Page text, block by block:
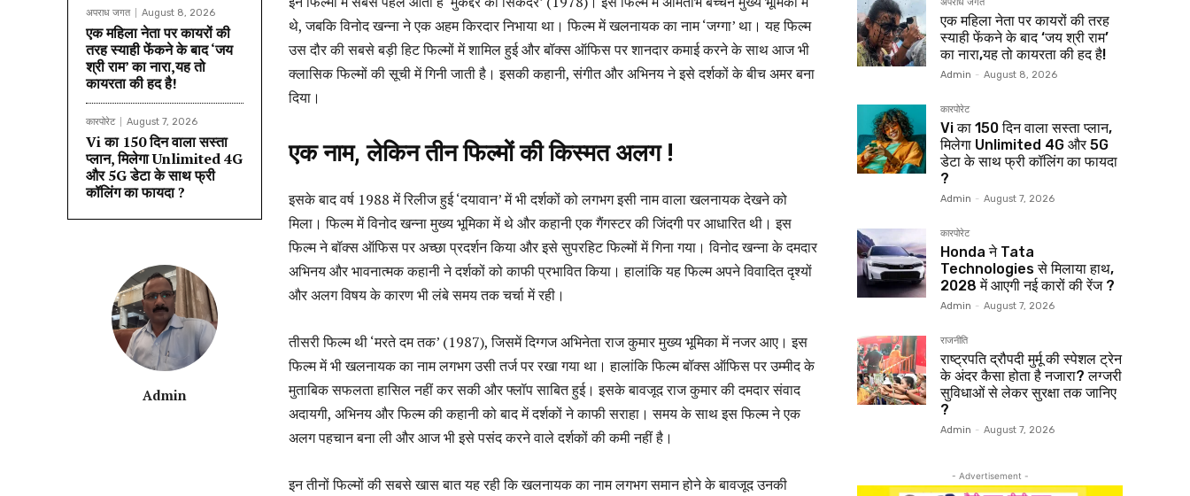
अपराध जगत August 8, 2026
एक महिला नेता पर कायरों की
तरह स्याही फेंकने के बाद ‘जय
श्री राम’ का नारा,यह तो
कायरता की हद है!
कारपोरेट August 7, 2026
Vi का 150 दिन वाला सस्ता
प्लान, मिलेगा Unlimited 4G
और 5G डेटा के साथ फ्री
कॉलिंग का फायदा ?
Admin
थे, जबकि विनोद खन्ना ने एक अहम किरदार निभाया था। फिल्म में खलनायक का नाम ‘जग्गा’ था। यह फिल्म
उस दौर की सबसे बड़ी हिट फिल्मों में शामिल हुई और बॉक्स ऑफिस पर शानदार कमाई करने के साथ आज भी
क्लासिक फिल्मों की सूची में गिनी जाती है। इसकी कहानी, संगीत और अभिनय ने इसे दर्शकों के बीच अमर बना
दिया।
एक नाम, लेकिन तीन फिल्मों की किस्मत अलग !
इसके बाद वर्ष 1988 में रिलीज हुई ‘दयावान’ में भी दर्शकों को लगभग इसी नाम वाला खलनायक देखने को
मिला। फिल्म में विनोद खन्ना मुख्य भूमिका में थे और कहानी एक गैंगस्टर की जिंदगी पर आधारित थी। इस
फिल्म ने बॉक्स ऑफिस पर अच्छा प्रदर्शन किया और इसे सुपरहिट फिल्मों में गिना गया। विनोद खन्ना के दमदार
अभिनय और भावनात्मक कहानी ने दर्शकों को काफी प्रभावित किया। हालांकि यह फिल्म अपने विवादित दृश्यों
और अलग विषय के कारण भी लंबे समय तक चर्चा में रही।
तीसरी फिल्म थी ‘मरते दम तक’ (1987), जिसमें दिग्गज अभिनेता राज कुमार मुख्य भूमिका में नजर आए। इस
फिल्म में भी खलनायक का नाम लगभग उसी तर्ज पर रखा गया था। हालांकि फिल्म बॉक्स ऑफिस पर उम्मीद के
मुताबिक सफलता हासिल नहीं कर सकी और फ्लॉप साबित हुई। इसके बावजूद राज कुमार की दमदार संवाद
अदायगी, अभिनय और फिल्म की कहानी को बाद में दर्शकों ने काफी सराहा। समय के साथ इस फिल्म ने एक
अलग पहचान बना ली और आज भी इसे पसंद करने वाले दर्शकों की कमी नहीं है।
इन तीनों फिल्मों की सबसे खास बात यह रही कि खलनायक का नाम लगभग समान होने के बावजूद उनकी
एक महिला नेता पर कायरों की तरह
स्याही फेंकने के बाद ‘जय श्री राम’
का नारा,यह तो कायरता की हद है!
Admin - August 8, 2026
कारपोरेट
Vi का 150 दिन वाला सस्ता प्लान,
मिलेगा Unlimited 4G और 5G
डेटा के साथ फ्री कॉलिंग का फायदा
?
Admin - August 7, 2026
कारपोरेट
Honda ने Tata
Technologies से मिलाया हाथ,
2028 में आएगी नई कारों की रेंज ?
Admin - August 7, 2026
राजनीति
राष्ट्रपति द्रौपदी मुर्मू की स्पेशल ट्रेन
के अंदर कैसा होता है नजारा? लग्जरी
सुविधाओं से लेकर सुरक्षा तक जानिए
?
Admin - August 7, 2026
- Advertisement -